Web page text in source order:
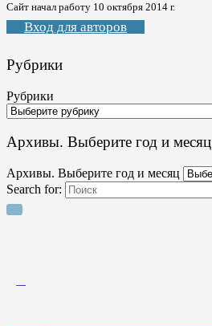
Сайт начал работу 10 октября 2014 г.
Вход для авторов
Рубрики
Рубрики
Архивы. Выберите год и месяц
Архивы. Выберите год и месяц
Search for: